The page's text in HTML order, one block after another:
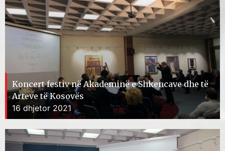
Koncert festiv në Akademinë e Shkencave dhe të
Arteve të Kosovës
16 dhjetor 2021